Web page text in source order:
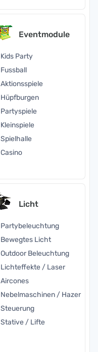
Eventmodule
Kids Party
Fussball
Aktionsspiele
Hüpfburgen
Partyspiele
Kleinspiele
Spielhalle
Casino
Licht
Partybeleuchtung
Bewegtes Licht
Outdoor Beleuchtung
Lichteffekte / Laser
Aircones
Nebelmaschinen / Hazer
Steuerung
Stative / Lifte